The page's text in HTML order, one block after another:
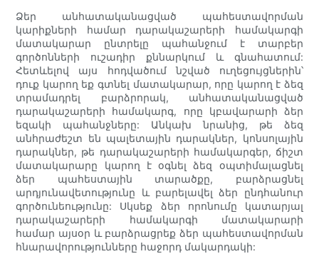
Ձեր անհատականացված պահեստավորման
կարիքների համար դարակաշարերի համակարգի
մատակարար ընտրելը պահանջում է տարբեր
գործոնների ուշադիր քննարկում և գնահատում:
Հետևելով այս հոդվածում նշված ուղեցույցներին՝
դուք կարող եք գտնել մատակարար, որը կարող է ձեզ
տրամադրել բարձրորակ, անհատականացված
դարակաշարերի համակարգ, որը կբավարարի ձեր
եզակի պահանջները: Անկախ նրանից, թե ձեզ
անհրաժեշտ են պալետային դարակներ, կոնսոլային
դարակներ, թե դարակաշարերի համակարգեր, ճիշտ
մատակարարը կարող է օգնել ձեզ օպտիմալացնել
ձեր պահեստային տարածքը, բարձրացնել
արդյունավետությունը և բարելավել ձեր ընդհանուր
գործունեությունը: Սկսեք ձեր որոնումը կատարյալ
դարակաշարերի համակարգի մատակարարի
համար այսօր և բարձրացրեք ձեր պահեստավորման
հնարավորությունները հաջորդ մակարդակի: